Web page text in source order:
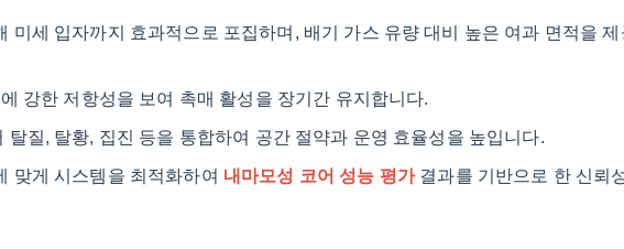
미세 입자까지 효과적으로 포집하며, 배기 가스 유량 대비 높은 여과 면적을 제
강한 저항성을 보여 촉매 활성을 장기간 유지합니다.
탈질, 탈황, 집진 등을 통합하여 공간 절약과 운영 효율성을 높입니다.
맞게 시스템을 최적화하여 내마모성 코어 성능 평가결과를 기반으로 한 신뢰